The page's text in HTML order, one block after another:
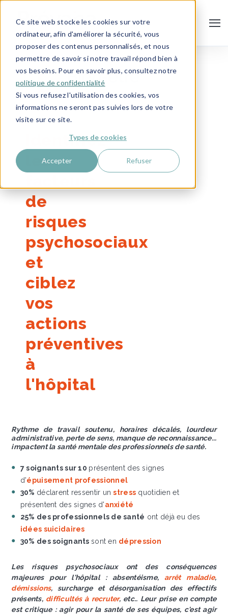
Ce site web stocke les cookies sur votre
ordinateur, afin d'améliorer la sécurité, vous
proposer des contenus personnalisés, et nous
permettre de savoir si notre travail répond bien à
vos besoins. Pour en savoir plus, consultez notre
politique de confidentialité
Si vous refusez l'utilisation des cookies, vos
informations ne seront pas suivies lors de votre
visite sur ce site.
Types de cookies
Accepter Refuser
Identifiez
les
de
risques
psychosociaux
et
ciblez
vos
actions
préventives
à
l'hôpital
Rythme de travail soutenu, horaires décalés, lourdeur
administrative, perte de sens, manque de reconnaissance...
impactent la santé mentale des professionnels de santé.
7 soignants sur 10 présentent des signes
d'épuisement professionnel
30% déclarent ressentir unstress quotidien et
présentent des signes d'anxiété
25% des professionnels de santé ont déjà eu des
idées suicidaires
30% des soignants sont en dépression
Les risques psychosociaux ont des conséquences
majeures pour l'hôpital : absentéisme,arrêt maladie,
démissions, surcharge et désorganisation des effectifs
présents, difficultés à recruter, etc.. Leur prise en compte
est critique : agir pour la santé de ses équipes, c'est agir